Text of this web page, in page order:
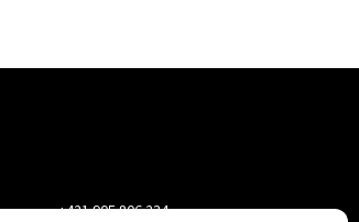
+421 905 806 234